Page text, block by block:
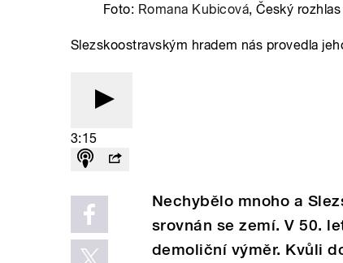
Foto: Romana Kubicová, Český rozhlas
Slezskoostravským hradem nás provedla
3:15
Nechybělo mnoho a
srovnán se zemí. V 50.
demoliční výměr. Kvůli